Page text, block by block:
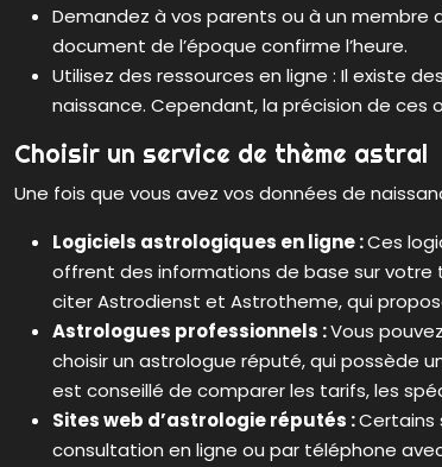
Demandez à vos parents ou à un membre
document de l’époque confirme l’heure.
Utilisez des ressources en ligne : Il existe
naissance. Cependant, la précision de ces
Choisir un service de thème astral
Une fois que vous avez vos données de
Logiciels astrologiques en ligne :Ces
offrent des informations de base sur votre
citer Astrodienst et Astrotheme, qui
Astrologues professionnels :Vous
choisir un astrologue réputé, qui possède
est conseillé de comparer les tarifs, les
Sites web d’astrologie réputés :Certains
consultation en ligne ou par téléphone